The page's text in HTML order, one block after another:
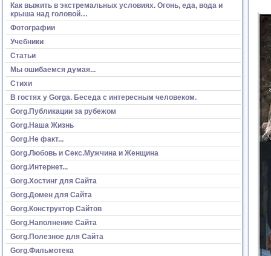
Как выжить в экстремальных условиях. Огонь, еда, вода и
крыша над головой…
Фотографии
Учебники
Статьи
Мы ошибаемся думая...
Стихи
В гостях у Gorga. Беседа с интересным человеком.
Gorg.Публикации за рубежом
Gorg.Наша Жизнь
Gorg.Не факт...
Gorg.Любовь и Секс.Мужчина и Женщина
Gorg.Интернет...
Gorg.Хостинг для Сайта
Gorg.Домен для Сайта
Gorg.Конструктор Сайтов
Gorg.Наполнение Сайта
Gorg.Полезное для Сайта
Gorg.Фильмотека